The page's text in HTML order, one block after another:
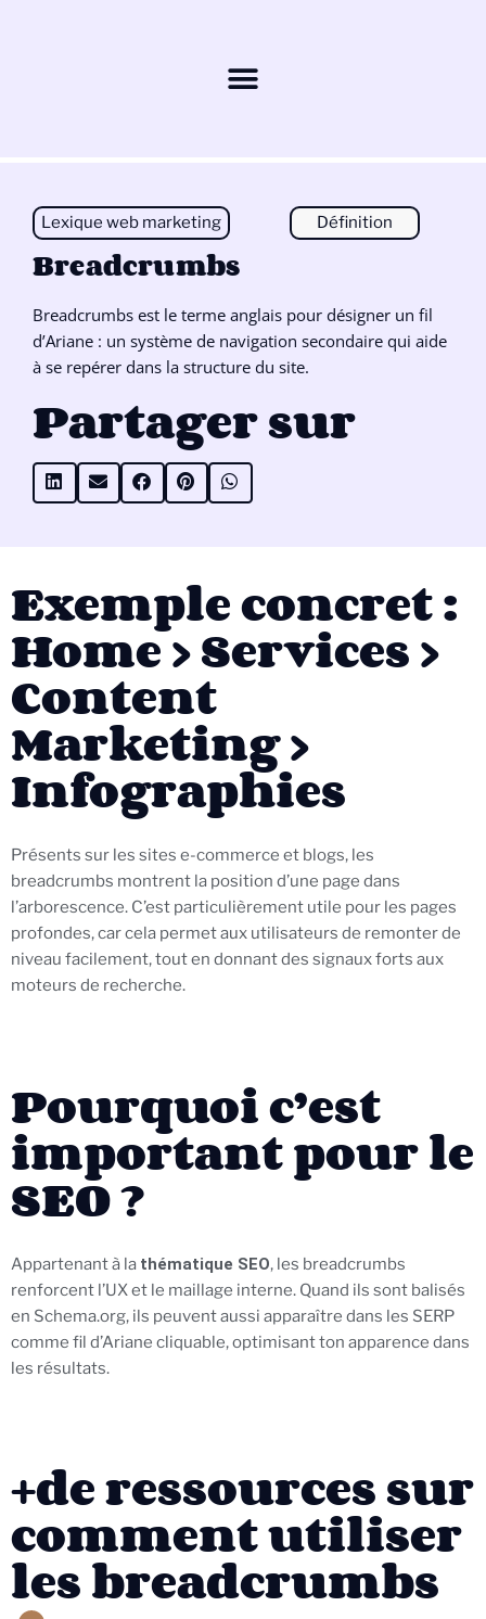
Lexique web marketing Définition
Breadcrumbs
Breadcrumbs est le terme anglais pour désigner un fil
d’Ariane : un système de navigation secondaire qui aide
à se repérer dans la structure du site.
Partager sur
Exemple concret :
Home > Services >
Content
Marketing >
Infographies
Présents sur les sites e-commerce et blogs, les
breadcrumbs montrent la position d’une page dans
l’arborescence. C’est particulièrement utile pour les pages
profondes, car cela permet aux utilisateurs de remonter de
niveau facilement, tout en donnant des signaux forts aux
moteurs de recherche.
Pourquoi c’est
important pour le
SEO ?
Appartenant à la thématique SEO, les breadcrumbs
renforcent l’UX et le maillage interne. Quand ils sont balisés
en Schema.org, ils peuvent aussi apparaître dans les SERP
comme fil d’Ariane cliquable, optimisant ton apparence dans
les résultats.
+de ressources sur
comment utiliser
les breadcrumbs